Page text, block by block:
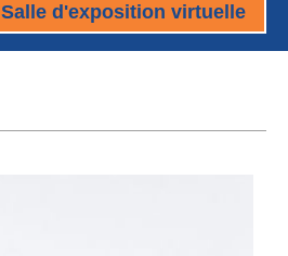
Salle d'exposition virtuelle